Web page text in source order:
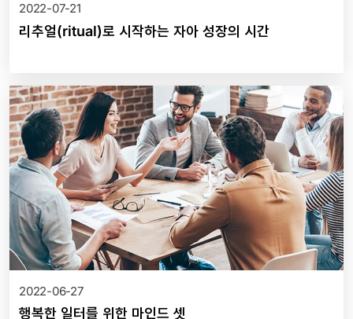
2022-07-21
리추얼(ritual)로 시작하는 자아 성장의 시간
2022-06-27
행복한 일터를 위한 마인드 셋